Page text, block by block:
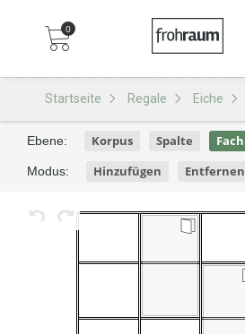
0
Startseite Regale Eiche
Ebene: Korpus Spalte Fach
Modus: Hinzufügen Entfernen